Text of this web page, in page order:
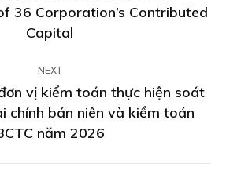
post:
36 Corporation’s Contributed
Capital
NEXT
Next
post:
vị kiểm toán thực hiện soát
chính bán niên và kiểm toán
năm 2026